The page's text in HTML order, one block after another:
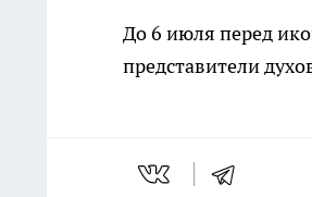
До 6 июля перед
представители